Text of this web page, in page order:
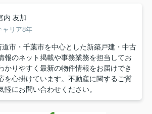
内 友加
ャリア8年
市・千葉市を中心とした新築戸建・中古
報のネット掲載や事務業務を担当してお
かりやすく最新の物件情報をお届けでき
を心掛けています。不動産に関するご質
軽にお問い合わせください。